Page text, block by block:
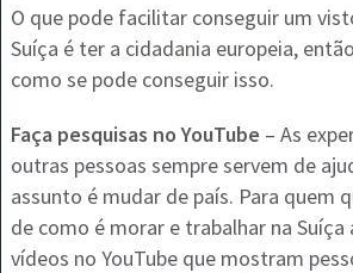
O que pode facilitar conseguir um
Suíça é ter a cidadania europeia,
como se pode conseguir isso.
Faça pesquisas no YouTube – As
outras pessoas sempre servem de
assunto é mudar de país. Para quem
de como é morar e trabalhar na Suíça
vídeos no YouTube que mostram